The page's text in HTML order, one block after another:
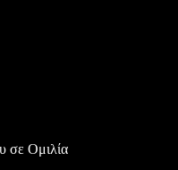
σε Ομιλία